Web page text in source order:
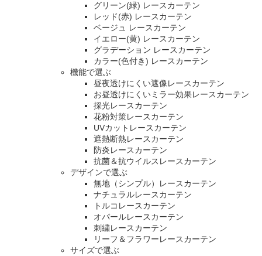
グリーン(緑) レースカーテン
レッド(赤) レースカーテン
ベージュ レースカーテン
イエロー(黄) レースカーテン
グラデーション レースカーテン
カラー(色付き) レースカーテン
機能で選ぶ
昼夜透けにくい遮像レースカーテン
お昼透けにくいミラー効果レースカーテン
採光レースカーテン
花粉対策レースカーテン
UVカットレースカーテン
遮熱断熱レースカーテン
防炎レースカーテン
抗菌＆抗ウイルスレースカーテン
デザインで選ぶ
無地（シンプル）レースカーテン
ナチュラルレースカーテン
トルコレースカーテン
オパールレースカーテン
刺繍レースカーテン
リーフ＆フラワーレースカーテン
サイズで選ぶ